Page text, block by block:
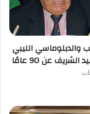
والدبلوماسي الليبي
عن 90 عامًا